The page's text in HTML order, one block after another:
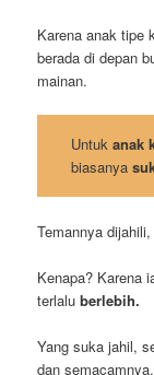
Karena anak tipe
berada di depan
mainan.
Untuk anak
biasanya
Temannya
Kenapa? Karena
terlaluberlebih.
Yang suka jahil,
dan semacamnya.